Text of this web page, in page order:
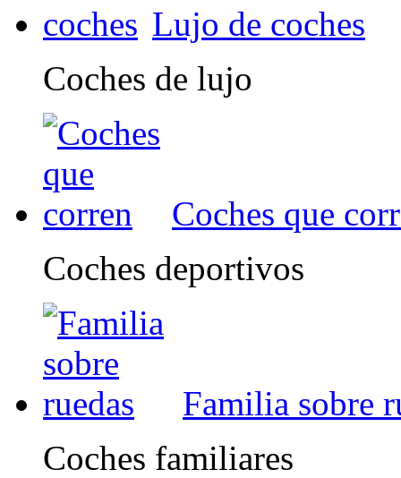
Lujo de coches
Coches de lujo
Coches que
Coches deportivos
Familia sobre
Coches familiares